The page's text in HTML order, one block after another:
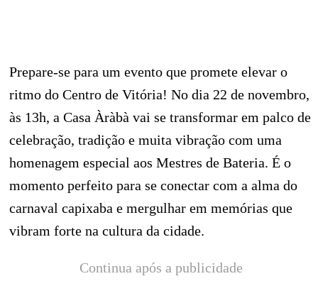
Prepare-se para um evento que promete elevar o
ritmo do Centro de Vitória! No dia 22 de novembro,
às 13h, a Casa Àràbà vai se transformar em palco de
celebração, tradição e muita vibração com uma
homenagem especial aos Mestres de Bateria. É o
momento perfeito para se conectar com a alma do
carnaval capixaba e mergulhar em memórias que
vibram forte na cultura da cidade.
Continua após a publicidade